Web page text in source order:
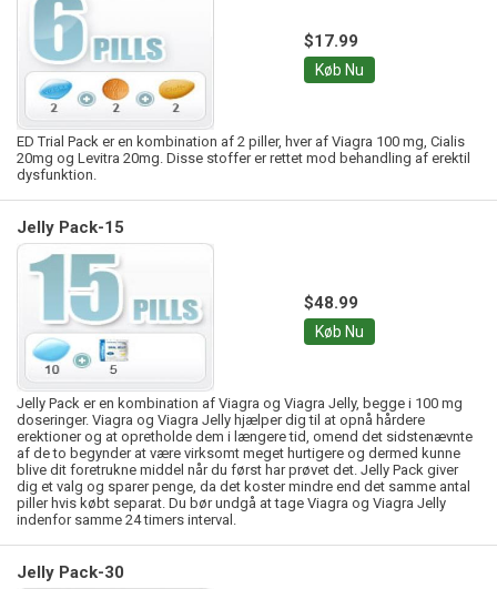
$17.99
Køb Nu
ED Trial Pack er en kombination af 2 piller, hver af Viagra 100 mg, Cialis
20mg og Levitra 20mg. Disse stoffer er rettet mod behandling af erektil
dysfunktion.
Jelly Pack-15
$48.99
Køb Nu
Jelly Pack er en kombination af Viagra og Viagra Jelly, begge i 100 mg
doseringer. Viagra og Viagra Jelly hjælper dig til at opnå hårdere
erektioner og at opretholde dem i længere tid, omend det sidstenævnte
af de to begynder at være virksomt meget hurtigere og dermed kunne
blive dit foretrukne middel når du først har prøvet det. Jelly Pack giver
dig et valg og sparer penge, da det koster mindre end det samme antal
piller hvis købt separat. Du bør undgå at tage Viagra og Viagra Jelly
indenfor samme 24 timers interval.
Jelly Pack-30